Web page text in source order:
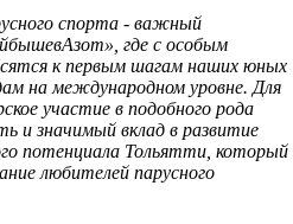
спорта - важный
где с особым
к первым шагам наших юных
на международном уровне. Для
участие в подобного рода
и значимый вклад в развитие
потенциала Тольятти, который
любителей парусного